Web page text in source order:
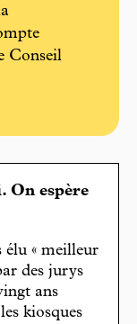
Conseil
On espère
élu « meilleur
des jurys
ans
kiosques